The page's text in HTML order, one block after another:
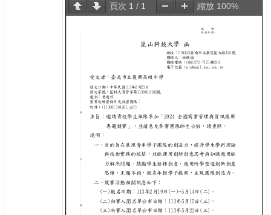
頁次 1 / 1 縮放 100%